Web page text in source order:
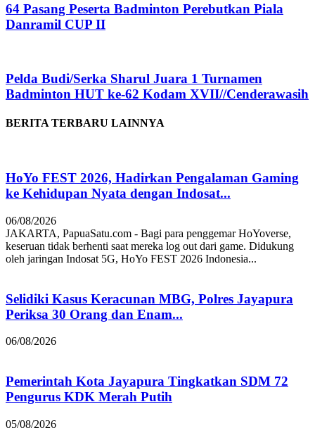
64 Pasang Peserta Badminton Perebutkan Piala
Danramil CUP II
Pelda Budi/Serka Sharul Juara 1 Turnamen
Badminton HUT ke-62 Kodam XVII//Cenderawasih
BERITA TERBARU LAINNYA
HoYo FEST 2026, Hadirkan Pengalaman Gaming
ke Kehidupan Nyata dengan Indosat...
06/08/2026
JAKARTA, PapuaSatu.com - Bagi para penggemar HoYoverse,
keseruan tidak berhenti saat mereka log out dari game. Didukung
oleh jaringan Indosat 5G, HoYo FEST 2026 Indonesia...
Selidiki Kasus Keracunan MBG, Polres Jayapura
Periksa 30 Orang dan Enam...
06/08/2026
Pemerintah Kota Jayapura Tingkatkan SDM 72
Pengurus KDK Merah Putih
05/08/2026